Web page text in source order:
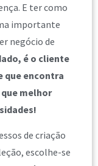
E ter como
importante
negócio de
é o cliente
que encontra
melhor
de criação
escolhe-se